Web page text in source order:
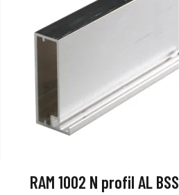
RAM 1002 N profil AL BSS